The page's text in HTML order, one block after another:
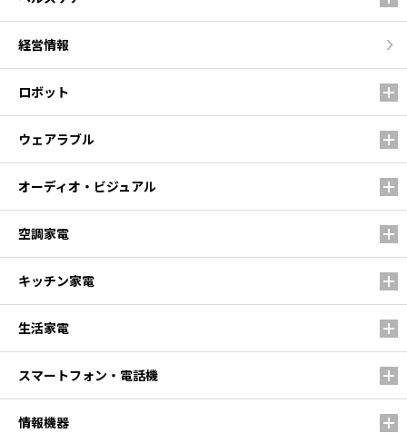
経営情報
ロボット
ウェアラブル
オーディオ・ビジュアル
空調家電
キッチン家電
生活家電
スマートフォン・電話機
情報機器